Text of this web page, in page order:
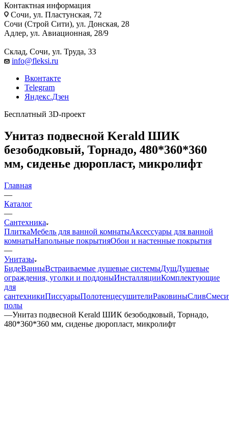
Контактная информация
Сочи, ул. Пластунская, 72
Сочи (Строй Сити), ул. Донская, 28
Адлер, ул. Авиационная, 28/9
Склад, Сочи, ул. Труда, 33
info@fleksi.ru
Вконтакте
Telegram
Яндекс.Дзен
Бесплатный 3D-проект
Унитаз подвесной Kerald ШИК
безободковый, Торнадо, 480*360*360
мм, сиденье дюропласт, микролифт
Главная
—
Каталог
—
Сантехника
ПлиткаМебель для ванной комнатыАксессуары для ванной
комнатыНапольные покрытияОбои и настенные покрытия
—
Унитазы
БидеВанныВстраиваемые душевые системыДушДушевые
ограждения, уголки и поддоныИнсталляцииКомплектующие
для
сантехникиПиссуарыПолотенцесушителиРаковиныСлив
полы
—Унитаз подвесной Kerald ШИК безободковый, Торнадо,
480*360*360 мм, сиденье дюропласт, микролифт